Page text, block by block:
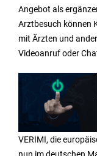
Angebot als
Arztbesuch können
mit Ärzten und
Videoanruf oder
VERIMI, die
nun im deutschen